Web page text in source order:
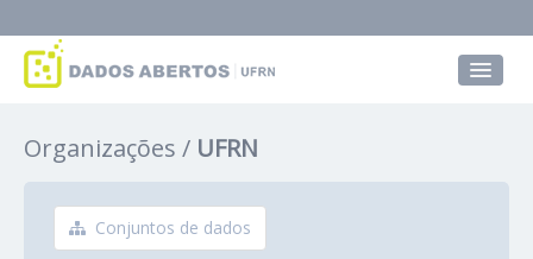
Grupos
Sobre
Organizações UFRN
Conjuntos de dados